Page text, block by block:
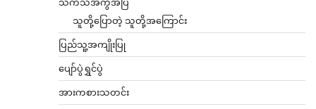
သူတို့ပြောတဲ့ သူတို့အကြောင်း
ပြည်သူ့အကျိုးပြု
ပျော်ပွဲရွှင်ပွဲ
အားကစားသတင်း